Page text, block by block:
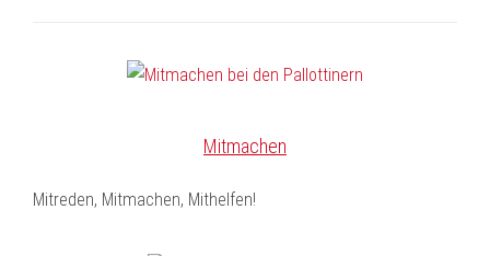
Mitmachen
Mitreden, Mitmachen, Mithelfen!